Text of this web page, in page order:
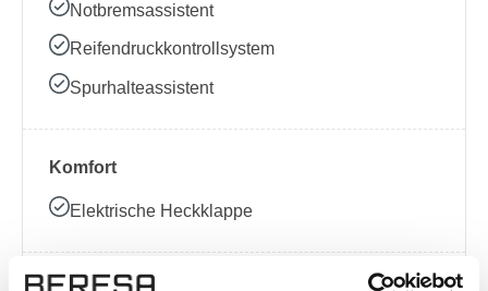
Notbremsassistent
Reifendruckkontrollsystem
Spurhalteassistent
Komfort
Elektrische Heckklappe